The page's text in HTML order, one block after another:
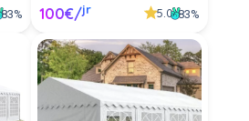
83% 100€/jr 5.0 83%